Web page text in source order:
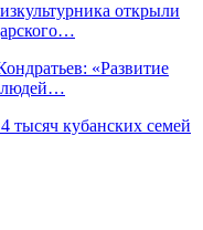
открыли
«Развитие
людей…
тысяч кубанских семей